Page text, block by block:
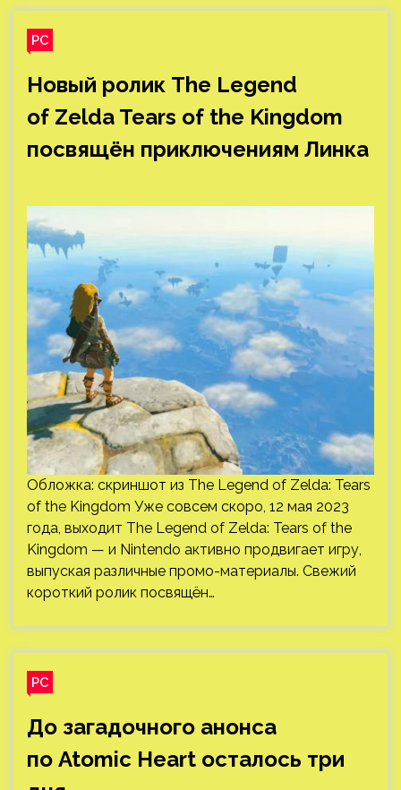
PC
Новый ролик The Legend
of Zelda Tears of the Kingdom
посвящён приключениям Линка
Обложка: скриншот из The Legend of Zelda: Tears
of the Kingdom Уже совсем скоро, 12 мая 2023
года, выходит The Legend of Zelda: Tears of the
Kingdom — и Nintendo активно продвигает игру,
выпуская различные промо-материалы. Свежий
короткий ролик посвящён…
PC
До загадочного анонса
по Atomic Heart осталось три